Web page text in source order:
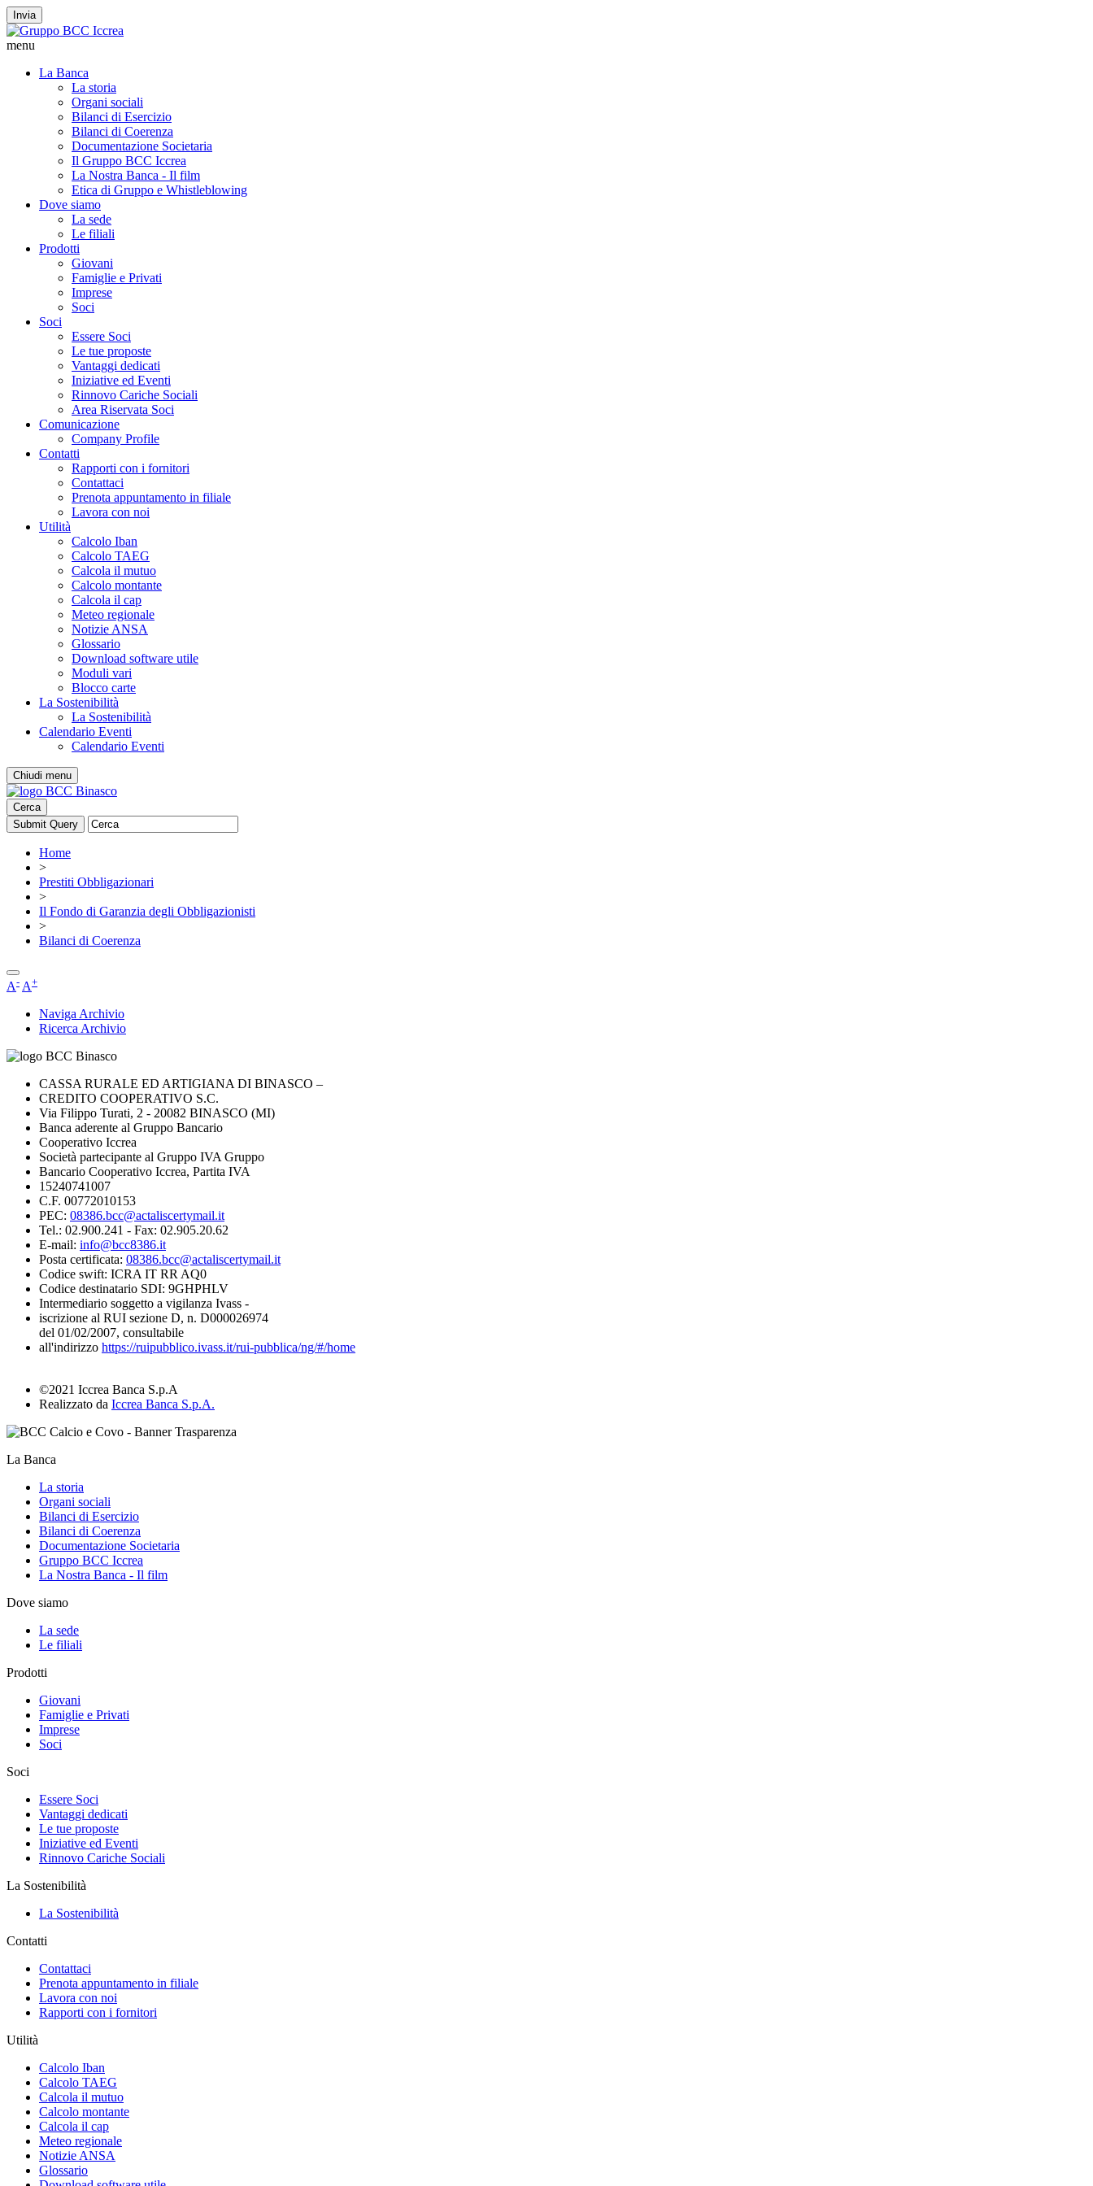
Invia
menu
La Banca
La storia
Organi sociali
Bilanci di Esercizio
Bilanci di Coerenza
Documentazione Societaria
Il Gruppo BCC Iccrea
La Nostra Banca - Il film
Etica di Gruppo e Whistleblowing
Dove siamo
La sede
Le filiali
Prodotti
Giovani
Famiglie e Privati
Imprese
Soci
Soci
Essere Soci
Le tue proposte
Vantaggi dedicati
Iniziative ed Eventi
Rinnovo Cariche Sociali
Area Riservata Soci
Comunicazione
Company Profile
Contatti
Rapporti con i fornitori
Contattaci
Prenota appuntamento in filiale
Lavora con noi
Utilità
Calcolo Iban
Calcolo TAEG
Calcola il mutuo
Calcolo montante
Calcola il cap
Meteo regionale
Notizie ANSA
Glossario
Download software utile
Moduli vari
Blocco carte
La Sostenibilità
La Sostenibilità
Calendario Eventi
Calendario Eventi
Chiudi menu
Cerca
Home
>
Prestiti Obbligazionari
>
Il Fondo di Garanzia degli Obbligazionisti
>
Bilanci di Coerenza
A- A+
Naviga Archivio
Ricerca Archivio
CASSA RURALE ED ARTIGIANA DI BINASCO –
CREDITO COOPERATIVO S.C.
Via Filippo Turati, 2 - 20082 BINASCO (MI)
Banca aderente al Gruppo Bancario
Cooperativo Iccrea
Società partecipante al Gruppo IVA Gruppo
Bancario Cooperativo Iccrea, Partita IVA
15240741007
C.F. 00772010153
PEC: 08386.bcc@actaliscertymail.it
Tel.: 02.900.241 - Fax: 02.905.20.62
E-mail: info@bcc8386.it
Posta certificata: 08386.bcc@actaliscertymail.it
Codice swift: ICRA IT RR AQ0
Codice destinatario SDI: 9GHPHLV
Intermediario soggetto a vigilanza Ivass -
iscrizione al RUI sezione D, n. D000026974
del 01/02/2007, consultabile
all'indirizzo https://ruipubblico.ivass.it/rui-pubblica/ng/#/home
©2021 Iccrea Banca S.p.A
Realizzato da Iccrea Banca S.p.A.
La Banca
La storia
Organi sociali
Bilanci di Esercizio
Bilanci di Coerenza
Documentazione Societaria
Gruppo BCC Iccrea
La Nostra Banca - Il film
Dove siamo
La sede
Le filiali
Prodotti
Giovani
Famiglie e Privati
Imprese
Soci
Soci
Essere Soci
Vantaggi dedicati
Le tue proposte
Iniziative ed Eventi
Rinnovo Cariche Sociali
La Sostenibilità
La Sostenibilità
Contatti
Contattaci
Prenota appuntamento in filiale
Lavora con noi
Rapporti con i fornitori
Utilità
Calcolo Iban
Calcolo TAEG
Calcola il mutuo
Calcolo montante
Calcola il cap
Meteo regionale
Notizie ANSA
Glossario